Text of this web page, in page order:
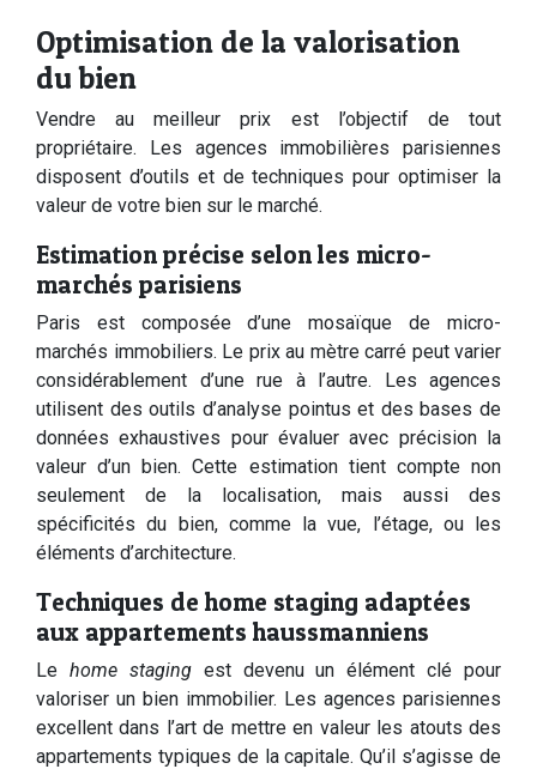
Optimisation de la valorisation
du bien
Vendre au meilleur prix est l’objectif de tout
propriétaire. Les agences immobilières parisiennes
disposent d’outils et de techniques pour optimiser la
valeur de votre bien sur le marché.
Estimation précise selon les micro-
marchés parisiens
Paris est composée d’une mosaïque de micro-
marchés immobiliers. Le prix au mètre carré peut varier
considérablement d’une rue à l’autre. Les agences
utilisent des outils d’analyse pointus et des bases de
données exhaustives pour évaluer avec précision la
valeur d’un bien. Cette estimation tient compte non
seulement de la localisation, mais aussi des
spécificités du bien, comme la vue, l’étage, ou les
éléments d’architecture.
Techniques de home staging adaptées
aux appartements haussmanniens
Le home staging est devenu un élément clé pour
valoriser un bien immobilier. Les agences parisiennes
excellent dans l’art de mettre en valeur les atouts des
appartements typiques de la capitale. Qu’il s’agisse de